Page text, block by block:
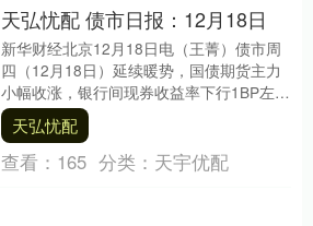
天弘忧配 债市日报：12月18日
新华财经北京12月18日电（王菁）债市周
四（12月18日）延续暖势，国债期货主力
小幅收涨，银行间现券收益率下行1BP左
右，超长债保持修复态势；公开市场单日
净投放....
天弘忧配
查看： 165 分类： 天宇优配